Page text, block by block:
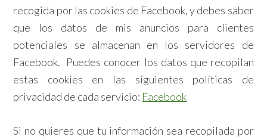
recogida por las cookies de Facebook, y debes saber
que los datos de mis anuncios para clientes
potenciales se almacenan en los servidores de
Facebook. Puedes conocer los datos que recopilan
estas cookies en las siguientes políticas de
privacidad de cada servicio: Facebook
Si no quieres que tu información sea recopilada por